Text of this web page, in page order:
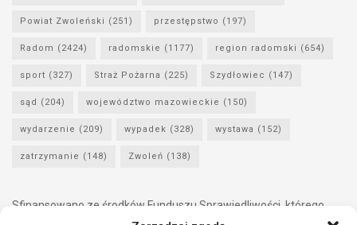
Powiat Zwoleński (251) przestępstwo (197)
Radom (2424) radomskie (1177) region radomski (654)
sport (327) Straż Pożarna (225) Szydłowiec (147)
sąd (204) województwo mazowieckie (150)
wydarzenie (209) wypadek (328) wystawa (152)
zatrzymanie (148) Zwoleń (138)
Sfinansowano ze środków Funduszu Sprawiedliwości, którego